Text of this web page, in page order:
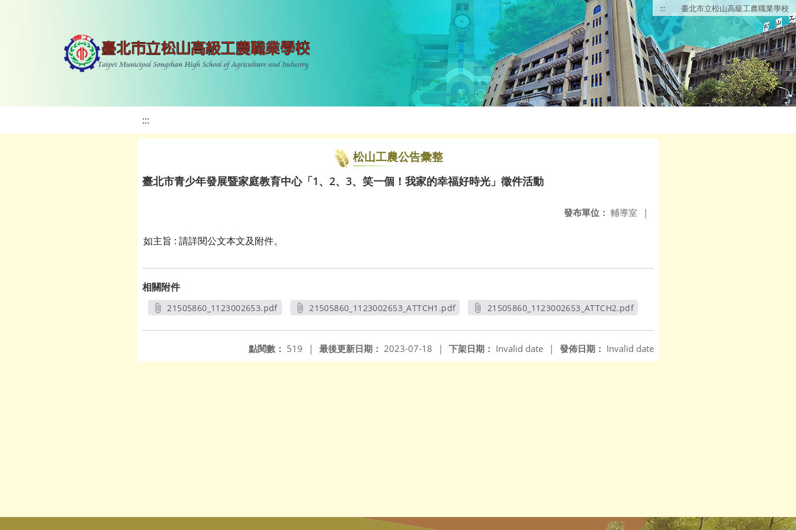
::: 臺北市立松山高級工農職業學校
:::
松山工農公告彙整
臺北市青少年發展暨家庭教育中心「1、2、3、笑一個！我家的幸福好時光」徵件活動
發布單位： 輔導室 |
如主旨 : 請詳閱公文本文及附件。
相關附件
21505860_1123002653.pdf
21505860_1123002653_ATTCH1.pdf
21505860_1123002653_ATTCH2.pdf
發佈日期： Invalid date
下架日期： Invalid date |
最後更新日期： 2023-07-18 |
點閱數： 519 |